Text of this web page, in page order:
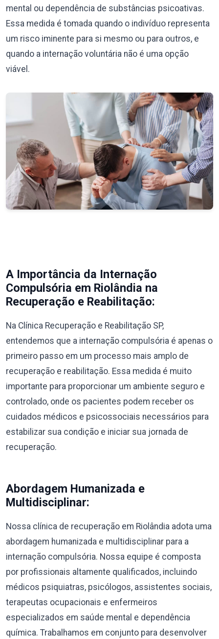
mental ou dependência de substâncias psicoativas.
Essa medida é tomada quando o indivíduo representa
um risco iminente para si mesmo ou para outros, e
quando a internação voluntária não é uma opção
viável.
A Importância da Internação
Compulsória em Riolândia na
Recuperação e Reabilitação:
Na Clínica Recuperação e Reabilitação SP,
entendemos que a internação compulsória é apenas o
primeiro passo em um processo mais amplo de
recuperação e reabilitação. Essa medida é muito
importante para proporcionar um ambiente seguro e
controlado, onde os pacientes podem receber os
cuidados médicos e psicossociais necessários para
estabilizar sua condição e iniciar sua jornada de
recuperação.
Abordagem Humanizada e
Multidisciplinar:
Nossa clínica de recuperação em Riolândia adota uma
abordagem humanizada e multidisciplinar para a
internação compulsória. Nossa equipe é composta
por profissionais altamente qualificados, incluindo
médicos psiquiatras, psicólogos, assistentes sociais,
terapeutas ocupacionais e enfermeiros
especializados em saúde mental e dependência
química. Trabalhamos em conjunto para desenvolver